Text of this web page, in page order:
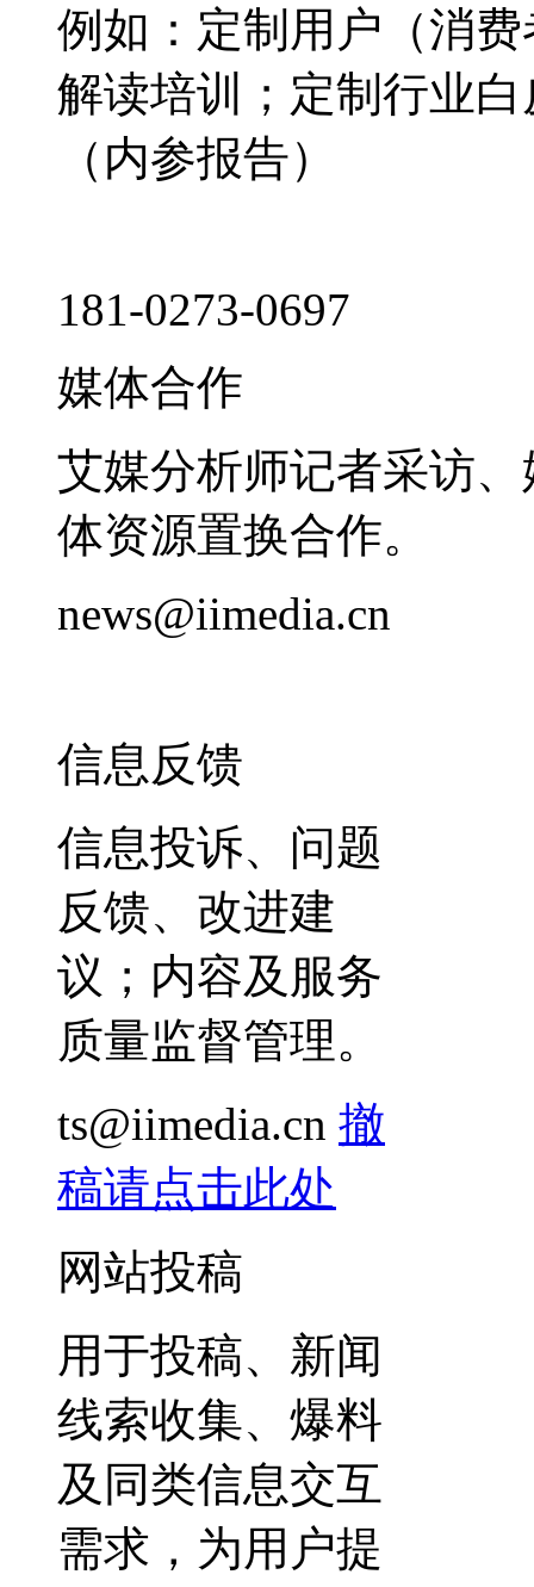
例如：定制用户（消
解读培训；定制行业
（内参报告）
181-0273-0697
媒体合作
艾媒分析师记者采访
体资源置换合作。
news@iimedia.cn
信息反馈
信息投诉、问题
反馈、改进建
议；内容及服务
质量监督管理。
ts@iimedia.cn 撤
稿请点击此处
网站投稿
用于投稿、新闻
线索收集、爆料
及同类信息交互
需求，为用户提